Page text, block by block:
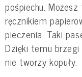
pośpiechu.
ręcznikiem
pieczenia. Taki
Dzięki temu
nie tworzy kopuły.